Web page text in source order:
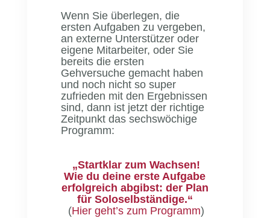
Wenn Sie überlegen, die
ersten Aufgaben zu vergeben,
an externe Unterstützer oder
eigene Mitarbeiter, oder Sie
bereits die ersten
Gehversuche gemacht haben
und noch nicht so super
zufrieden mit den Ergebnissen
sind, dann ist jetzt der richtige
Zeitpunkt das sechswöchige
Programm:
„Startklar zum Wachsen!
Wie du deine erste Aufgabe
erfolgreich abgibst: der Plan
für Soloselbständige.“
(Hier geht’s zum Programm)